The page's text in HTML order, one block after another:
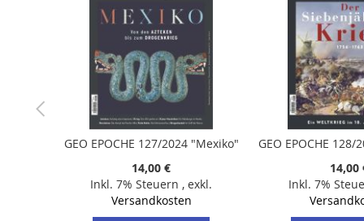
GEO EPOCHE 127/2024 "Mexiko"
14,00 €
Inkl. 7% Steuern , exkl.
Versandkosten
14,00
Inkl. 7%